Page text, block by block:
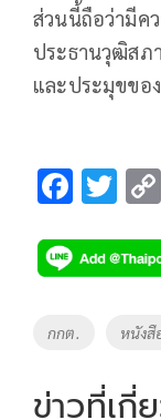
ส่วนนี้ถือว่ามีค
ประธานวุฒิสภ
และประมุขขอ
F
e
b
o
k
T
tt
er
Tags
กกต. หนัง
ข่าวที่เกี่